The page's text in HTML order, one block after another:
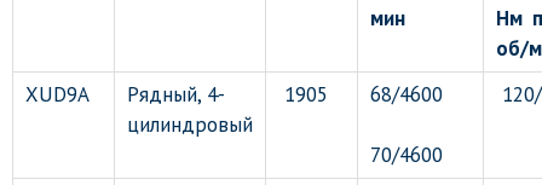
мин
Нм
об/
XUD9A
Рядный, 4-
цилиндровый
1905 68/4600
70/4600